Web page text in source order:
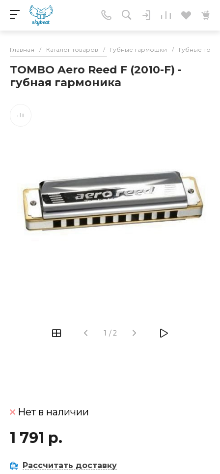
Главная / Каталог товаров / Губные гармошки / Губные
TOMBO Aero Reed F (2010-F) -
губная гармоника
1 /2
Нет в наличии
1 791 р.
Рассчитать доставку